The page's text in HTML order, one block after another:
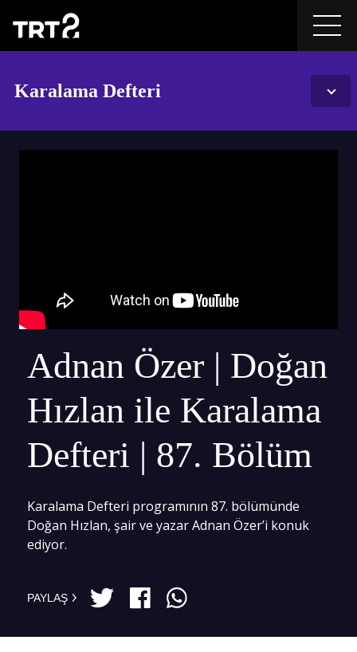
Karalama Defteri
Adnan Özer | Doğan
Hızlan ile Karalama
Defteri | 87. Bölüm
Karalama Defteri programının 87. bölümünde
Doğan Hızlan, şair ve yazar Adnan Özer’i konuk
ediyor.
PAYLAŞ